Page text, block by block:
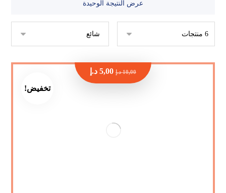
عرض النتيجة الوحيدة
تخفيض!
10,00 د.إ 5,00 د.إ